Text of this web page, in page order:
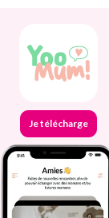
Je télécharge